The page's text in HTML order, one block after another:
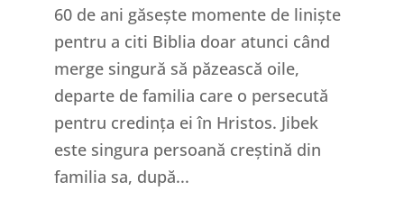
60 de ani găsește momente de liniște
pentru a citi Biblia doar atunci când
merge singură să păzească oile,
departe de familia care o persecută
pentru credința ei în Hristos. Jibek
este singura persoană creștină din
familia sa, după...